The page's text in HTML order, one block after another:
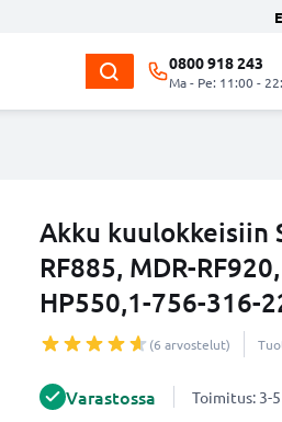
0800 918 243
Ma - Pe: 11:00 -
Akku kuulokkeisiin
RF885, MDR-
HP550,1-756-316-
(6 arvostelut)
Varastossa Toimitus: 3-